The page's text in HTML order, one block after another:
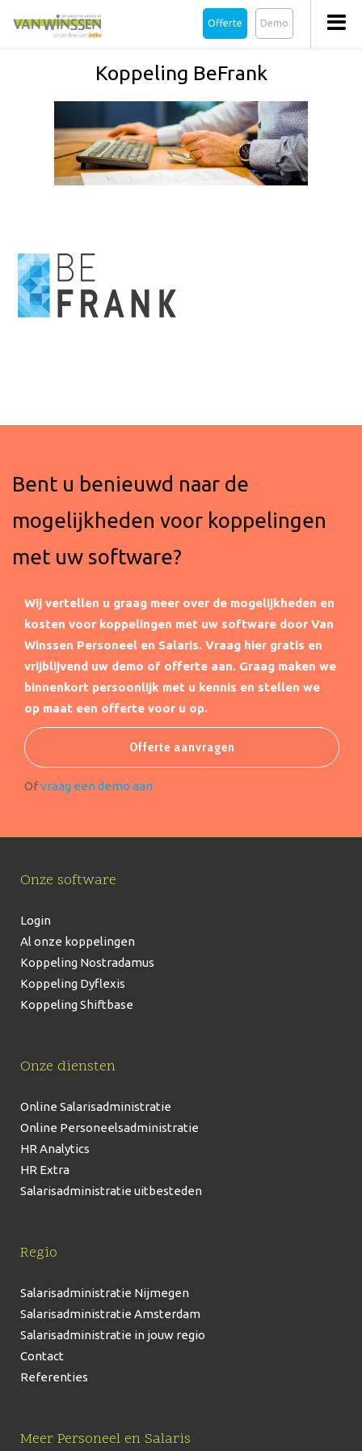
Demo
Offerte
Koppeling BeFrank
Bent u benieuwd naar de
mogelijkheden voor koppelingen
met uw software?
Wij vertellen u graag meer over de mogelijkheden en
kosten voor koppelingen met uw software door Van
Winssen Personeel en Salaris. Vraag hier gratis en
vrijblijvend uw demo of offerte aan. Graag maken we
binnenkort persoonlijk met u kennis en stellen we
op maat een offerte voor u op.
Offerte aanvragen
Ofvraag een demo aan
Onze software
Login
Al onze koppelingen
Koppeling Nostradamus
Koppeling Dyflexis
Koppeling Shiftbase
Onze diensten
Online Salarisadministratie
Online Personeelsadministratie
HR Analytics
HR Extra
Salarisadministratie uitbesteden
Regio
Salarisadministratie Nijmegen
Salarisadministratie Amsterdam
Salarisadministratie in jouw regio
Contact
Referenties
Meer Personeel en Salaris